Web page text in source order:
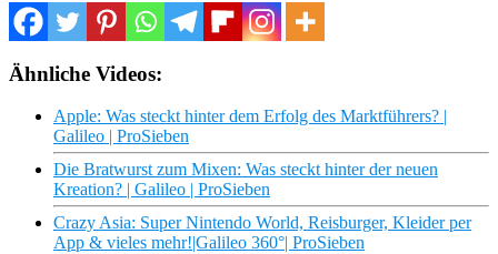
Ähnliche Videos:
Apple: Was steckt hinter dem Erfolg des Marktführers? |
Galileo | ProSieben
Die Bratwurst zum Mixen: Was steckt hinter der neuen
Kreation? | Galileo | ProSieben
Crazy Asia: Super Nintendo World, Reisburger, Kleider per
App & vieles mehr!|Galileo 360°| ProSieben